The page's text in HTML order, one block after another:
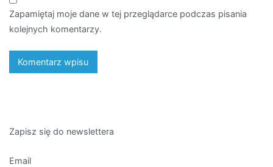
Zapamiętaj moje dane w tej przeglądarce podczas pisania
kolejnych komentarzy.
Zapisz się do newslettera
Email